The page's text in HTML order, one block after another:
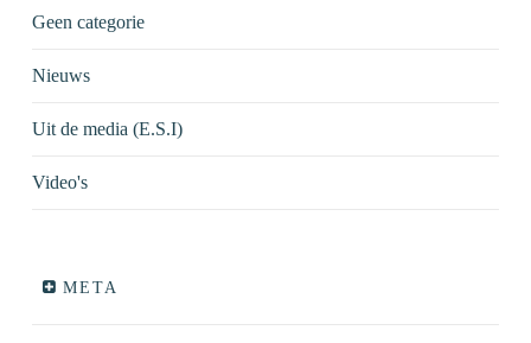
Geen categorie
Nieuws
Uit de media (E.S.I)
Video's
META